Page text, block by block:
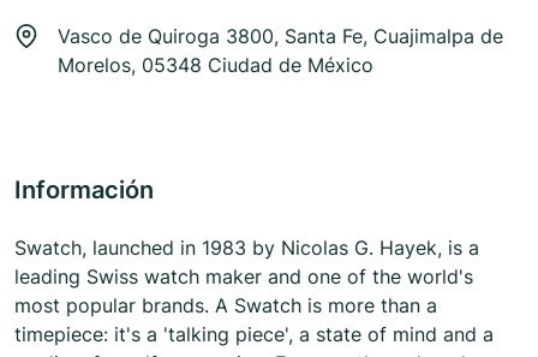
Vasco de Quiroga 3800, Santa Fe, Cuajimalpa de
Morelos, 05348 Ciudad de México
Información
Swatch, launched in 1983 by Nicolas G. Hayek, is a
leading Swiss watch maker and one of the world's
most popular brands. A Swatch is more than a
timepiece: it's a 'talking piece', a state of mind and a